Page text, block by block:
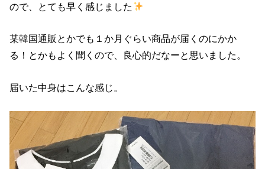
ので、とても早く感じました
某韓国通販とかでも１か月ぐらい商品が届くのにかか
る！とかもよく聞くので、良心的だなーと思いました。
届いた中身はこんな感じ。